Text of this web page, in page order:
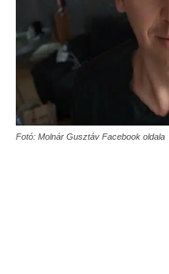
Fotó: Molnár Gusztáv Facebook oldala